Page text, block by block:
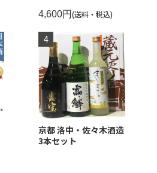
4,600円(送料・税込)
京都 洛中・佐々木酒造
3本セット